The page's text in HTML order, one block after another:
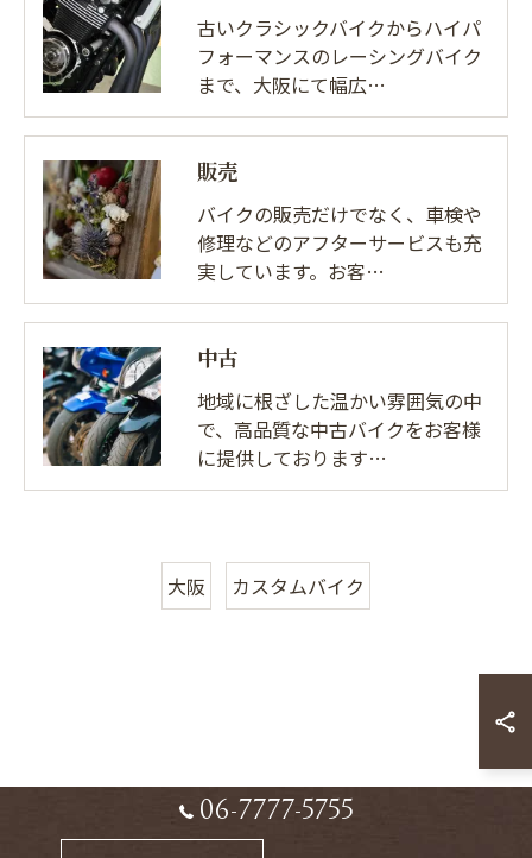
古いクラシックバイクからハイパ
フォーマンスのレーシングバイク
まで、大阪にて幅広…
販売
バイクの販売だけでなく、車検や
修理などのアフターサービスも充
実しています。お客…
中古
地域に根ざした温かい雰囲気の中
で、高品質な中古バイクをお客様
に提供しております…
大阪 カスタムバイク
06-7777-5755